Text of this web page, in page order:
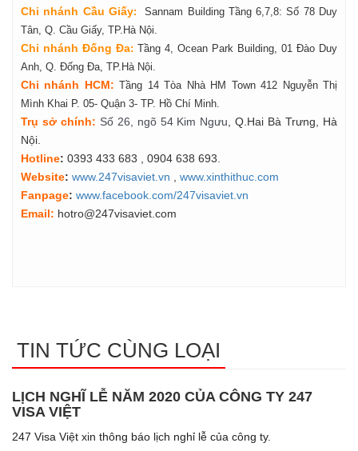
Chi nhánh Cầu Giấy:Sannam Building Tầng 6,7,8: Số 78 Duy
Tân, Q. Cầu Giấy, TP.Hà Nội.
Chi nhánh Đống Đa: Tầng 4, Ocean Park Building, 01 Đào Duy
Anh, Q. Đống Đa, TP.Hà Nội.
Chi nhánh HCM: Tầng 14 Tòa Nhà HM Town 412 Nguyễn Thị
Mình Khai P. 05- Quận 3- TP. Hồ Chí Minh.
Trụ sở chính: Số 26, ngõ 54 Kim Ngưu , Q.Hai Bà Trưng, Hà
Nội.
Hotline: 0393 433 683 , 0904 638 693.
Website: www.247visaviet.vn
www.xinthithuc.com
Fanpage: www.facebook.com/247visaviet.vn
Email: hotro@247visaviet.com
TIN TỨC CÙNG LOẠI
LỊCH NGHĨ LỄ NĂM 2020 CỦA CÔNG TY 247
VISA VIỆT
247 Visa Việt xin thông báo lịch nghỉ lễ của công ty.